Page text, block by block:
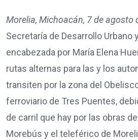
Morelia, Michoacán, 7 de agosto
Secretaría de Desarrollo Urbano
encabezada por María Elena
rutas alternas para las y los
transiten por la zona del
ferroviario de Tres Puentes,
de carril que hay por las obras
Morebús y el teleférico de